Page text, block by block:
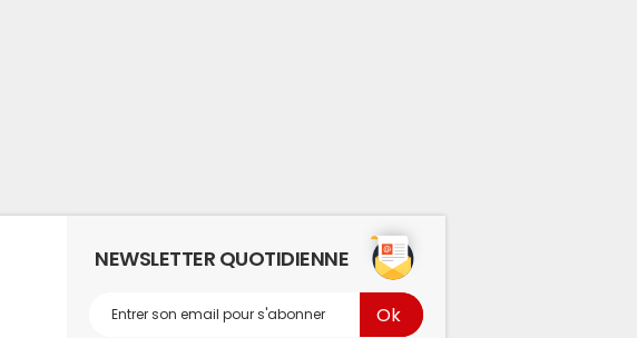
NEWSLETTER QUOTIDIENNE